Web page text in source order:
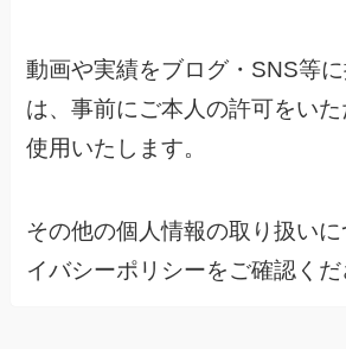
動画や実績をブログ・SNS等
は、事前にご本人の許可をい
使用いたします。
その他の個人情報の取り扱い
イバシーポリシーをご確認くだ